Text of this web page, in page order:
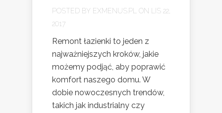
POSTED BY EXMENUS.PL
ON LIS 22,
2017
Remont łazienki to jeden z
najważniejszych kroków, jakie
możemy podjąć, aby poprawić
komfort naszego domu. W
dobie nowoczesnych trendów,
takich jak industrialny czy